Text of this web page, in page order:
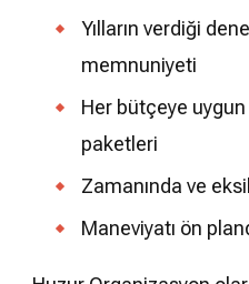
Yılların verdiği
memnuniyeti
Her bütçeye
paketleri
Zamanında ve
Maneviyatı ön